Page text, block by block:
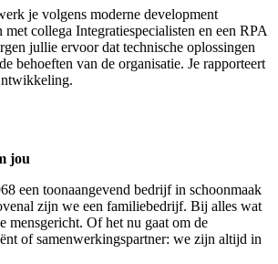
je volgens moderne development
met collega Integratiespecialisten en een RPA
jullie ervoor dat technische oplossingen
behoeften van de organisatie. Je rapporteert
jou
een toonaangevend bedrijf in schoonmaak
zijn we een familiebedrijf. Bij alles wat
mensgericht. Of het nu gaat om de
of samenwerkingspartner: we zijn altijd in